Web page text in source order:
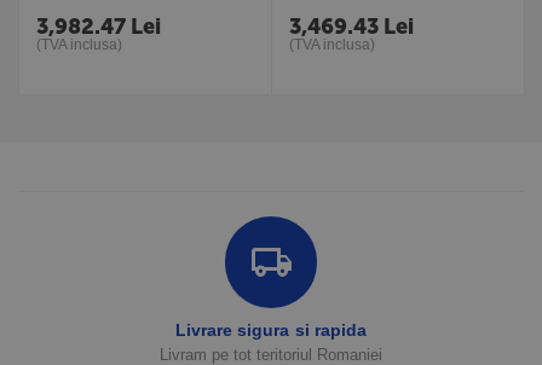
3,982.47 Lei
(TVA inclusa)
3,469.43 Lei
(TVA inclusa)
Livrare sigura si rapida
Livram pe tot teritoriul Romaniei